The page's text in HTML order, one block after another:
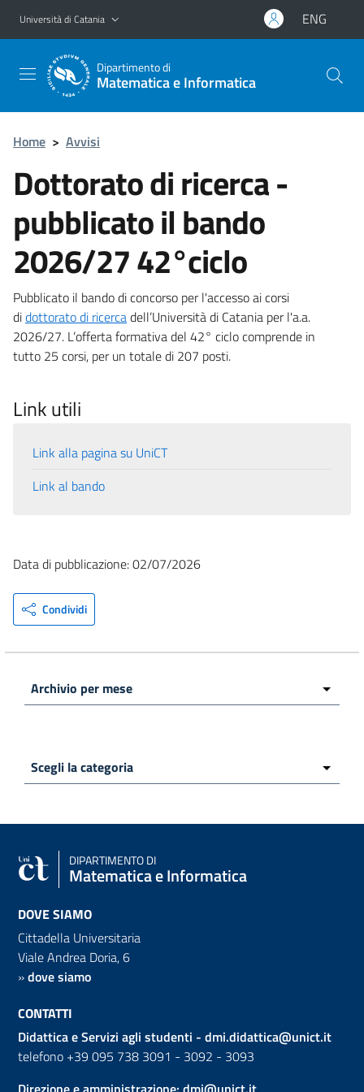
Vai al contenuto principale
Vai al menu di navigazione
Università di Catania ENG
Dipartimento di
Matematica e Informatica
Home > Avvisi
Dottorato di ricerca -
pubblicato il bando
2026/27 42°ciclo
Pubblicato il bando di concorso per l'accesso ai corsi
didottorato di ricercadell’Università di Catania per l'a.a.
2026/27. L’offerta formativa del 42° ciclo comprende in
tutto 25 corsi, per un totale di 207 posti.
Link utili
Link alla pagina su UniCT
Link al bando
Data di pubblicazione: 02/07/2026
Condividi
DIPARTIMENTO DI
Matematica e Informatica
DOVE SIAMO
Cittadella Universitaria
Viale Andrea Doria, 6
»dove siamo
CONTATTI
Didattica e Servizi agli studenti - dmi.didattica@unict.it
telefono +39 095 738 3091 - 3092 - 3093